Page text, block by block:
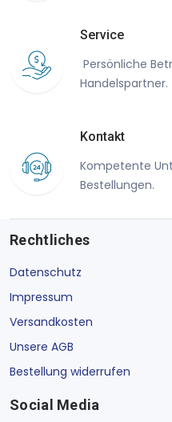
Service
Persönliche
Handelspartner.
Kontakt
Kompetente
Bestellungen.
Rechtliches
Datenschutz
Impressum
Versandkosten
Unsere AGB
Bestellung widerrufen
Social Media